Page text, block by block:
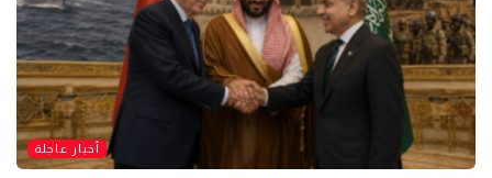
أخبار عاجلة